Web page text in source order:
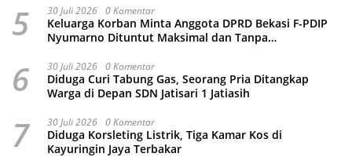
5 30 Juli 2026 0 Komentar
Keluarga Korban Minta Anggota DPRD Bekasi F-PDIP
Nyumarno Dituntut Maksimal dan Tanpa
6 30 Juli 2026 0 Komentar
Diduga Curi Tabung Gas, Seorang Pria Ditangkap
Warga di Depan SDN Jatisari 1 Jatiasih
7 30 Juli 2026 0 Komentar
Diduga Korsleting Listrik, Tiga Kamar Kos di
Kayuringin Jaya Terbakar